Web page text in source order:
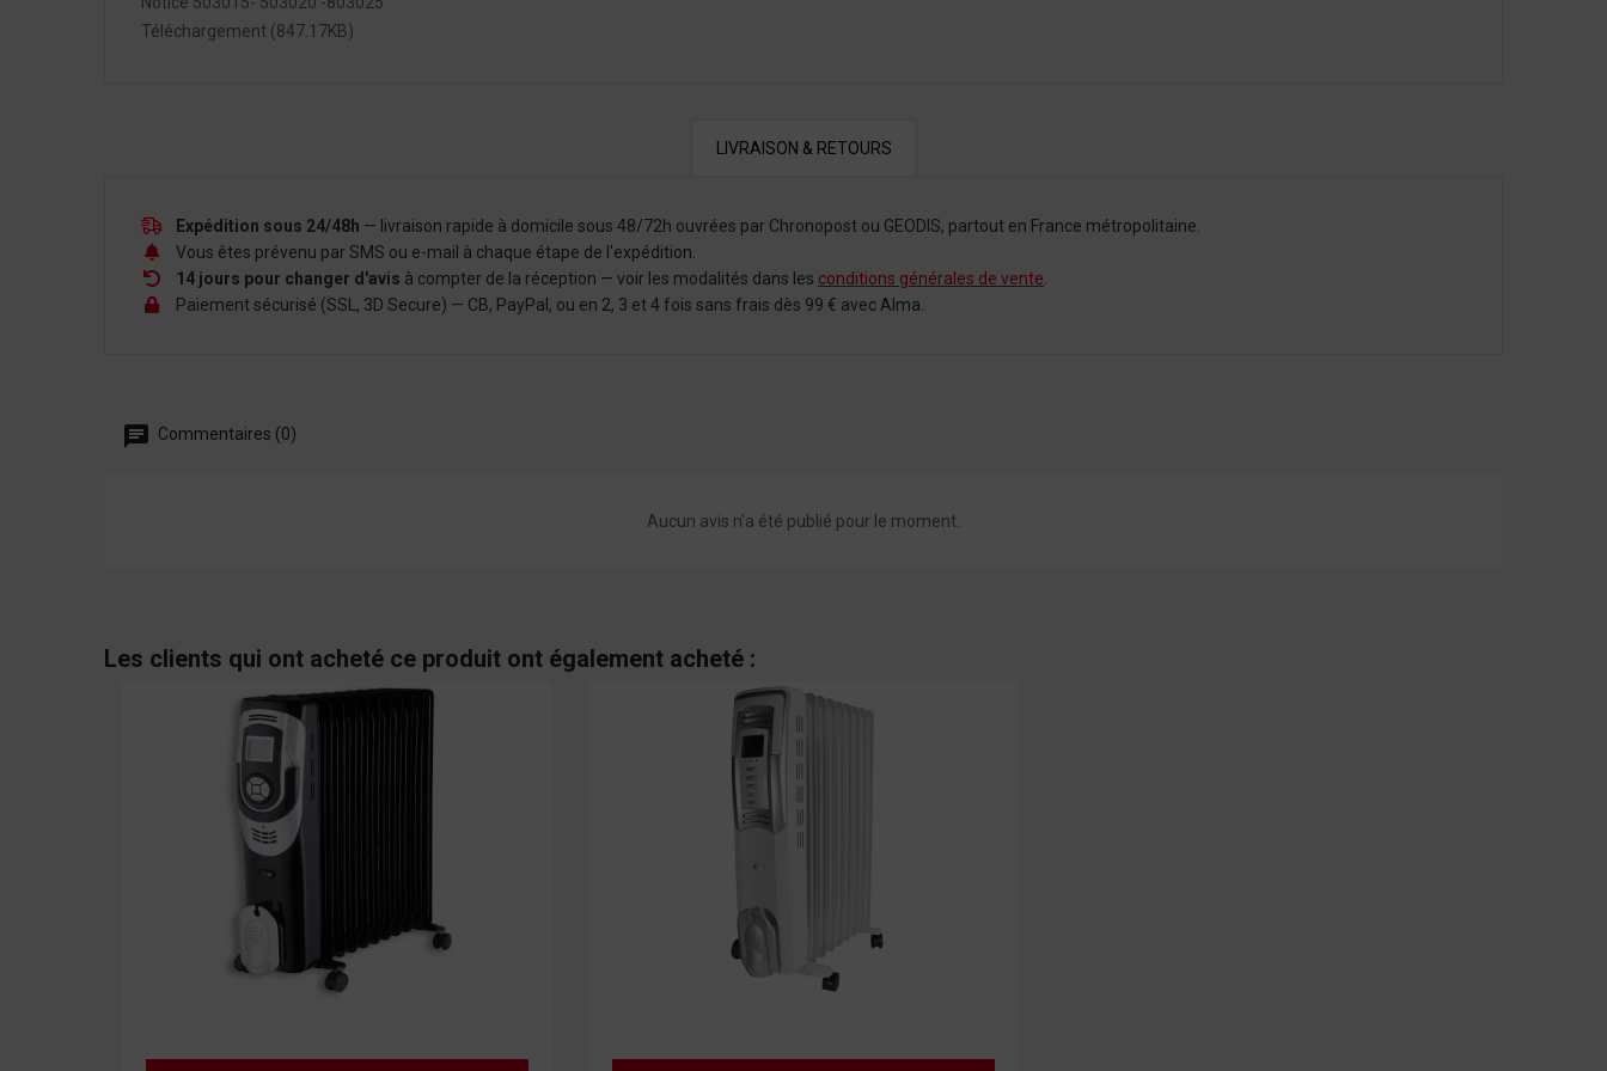
Téléchargement (847.17KB)
LIVRAISON & RETOURS
Expédition sous 24/48h — livraison rapide à domicile sous 48/72h ouvrées par Chronopost ou GEODIS, partout en France métropolitaine.
Vous êtes prévenu par SMS ou e-mail à chaque étape de l'expédition.
14 jours pour changer d'avis à compter de la réception — voir les modalités dans les conditions générales de vente.
Paiement sécurisé (SSL, 3D Secure) — CB, PayPal, ou en 2, 3 et 4 fois sans frais dès 99 € avec Alma.
Commentaires (0)
Aucun avis n'a été publié pour le moment.
Les clients qui ont acheté ce produit ont également acheté :